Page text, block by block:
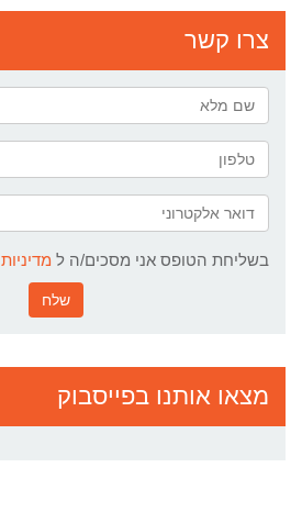
צרו קשר
בשליחת הטופס אני מסכים/ה ל
שלח
מצאו אותנו בפייסבוק